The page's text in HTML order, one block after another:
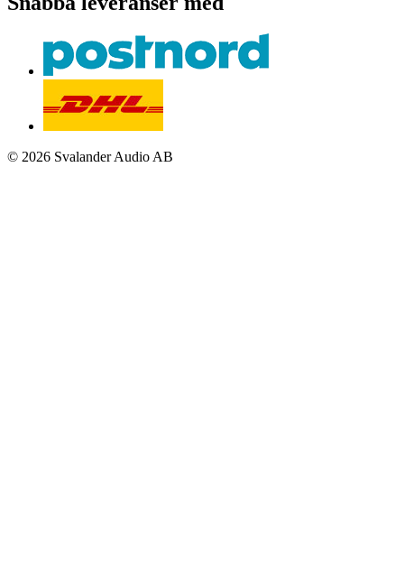
© 2026 Svalander Audio AB